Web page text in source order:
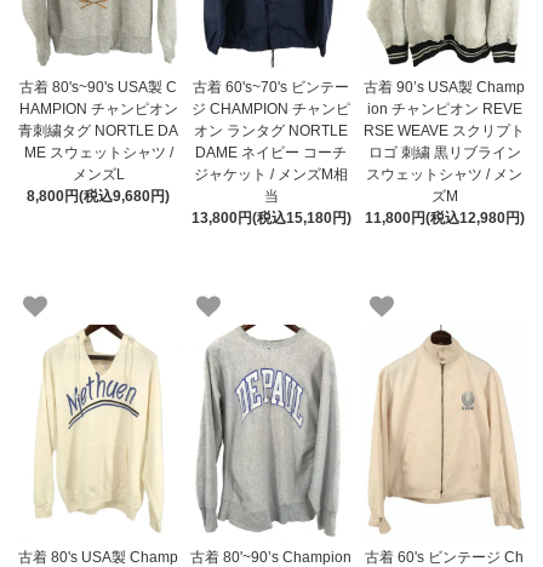
古着 80's~90's USA製 C
HAMPION チャンピオン
青刺繍タグ NORTLE DA
ME スウェットシャツ /
メンズL
8,800円(税込9,680円)
古着 60's~70's ビンテー
ジ CHAMPION チャンピ
オン ランタグ NORTLE
DAME ネイビー コーチ
ジャケット / メンズM相
当
13,800円(税込15,180円)
古着 90’s USA製 Champ
ion チャンピオン REVE
RSE WEAVE スクリプト
ロゴ 刺繍 黒リブライン
スウェットシャツ / メン
ズM
11,800円(税込12,980円)
古着 80's USA製 Champ
古着 80'~90’s Champion
古着 60's ビンテージ Ch